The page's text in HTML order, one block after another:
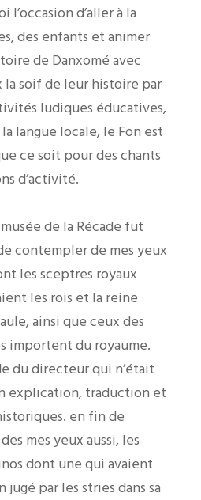
l’occasion d’aller à la
des enfants et animer
de Danxomé avec
la soif de leur histoire par
ludiques éducatives,
langue locale, le Fon est
ce soit pour des chants
d’activité.
de la Récade fut
contempler de mes yeux
les sceptres royaux
les rois et la reine
ainsi que ceux des
importent du royaume.
du directeur qui n’était
explication, traduction et
en fin de
mes yeux aussi, les
dont une qui avaient
jugé par les stries dans sa